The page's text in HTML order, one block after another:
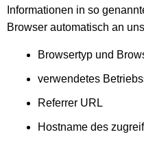
Informationen in so
Browser automatisch an
Browsertyp und
verwendetes
Referrer URL
Hostname des